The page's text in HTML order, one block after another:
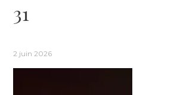
31
2 juin 2026